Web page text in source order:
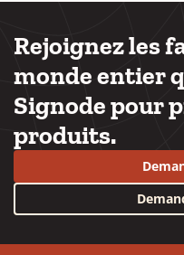
Rejoignez les
monde entier
Signode pour
produits.